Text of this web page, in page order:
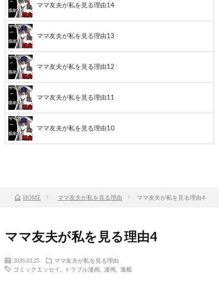
ママ友夫が私を見る理由14
ママ友夫が私を見る理由13
ママ友夫が私を見る理由12
ママ友夫が私を見る理由11
ママ友夫が私を見る理由10
HOME ママ友夫が私を見る理由 ママ友夫が私を見る理由4
ママ友夫が私を見る理由4
2026.03.25
ママ友夫が私を見る理由
コミックエッセイ
トラブル漫画 漫画 連載